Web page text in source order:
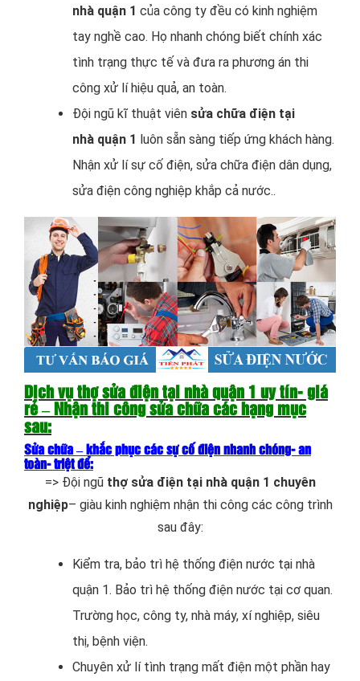
nhà quận 1 của công ty đều có kinh nghiệm
tay nghề cao. Họ nhanh chóng biết chính xác
tình trạng thực tế và đưa ra phương án thi
công xử lí hiệu quả, an toàn.
Đội ngũ kĩ thuật viên sửa chữa điện tại
nhà quận 1 luôn sẵn sàng tiếp ứng khách hàng.
Nhận xử lí sự cố điện, sửa chữa điện dân dụng,
sửa điện công nghiệp khắp cả nước..
Dịch vụ thợ sửa điện tại nhà quận 1 uy tín- giá
rẻ – Nhận thi công sửa chữa các hạng mục
sau:
Sửa chữa – khắc phục các sự cố điện nhanh chóng- an
toàn- triệt để:
=> Đội ngũthợ sửa điện tại nhà quận 1 chuyên
nghiệp– giàu kinh nghiệm nhận thi công các công trình
sau đây:
Kiểm tra, bảo trì hệ thống điện nước tại nhà
quận 1. Bảo trì hệ thống điện nước tại cơ quan.
Trường học, công ty, nhà máy, xí nghiệp, siêu
thị, bệnh viện.
Chuyên xử lí tình trạng mất điện một phần hay